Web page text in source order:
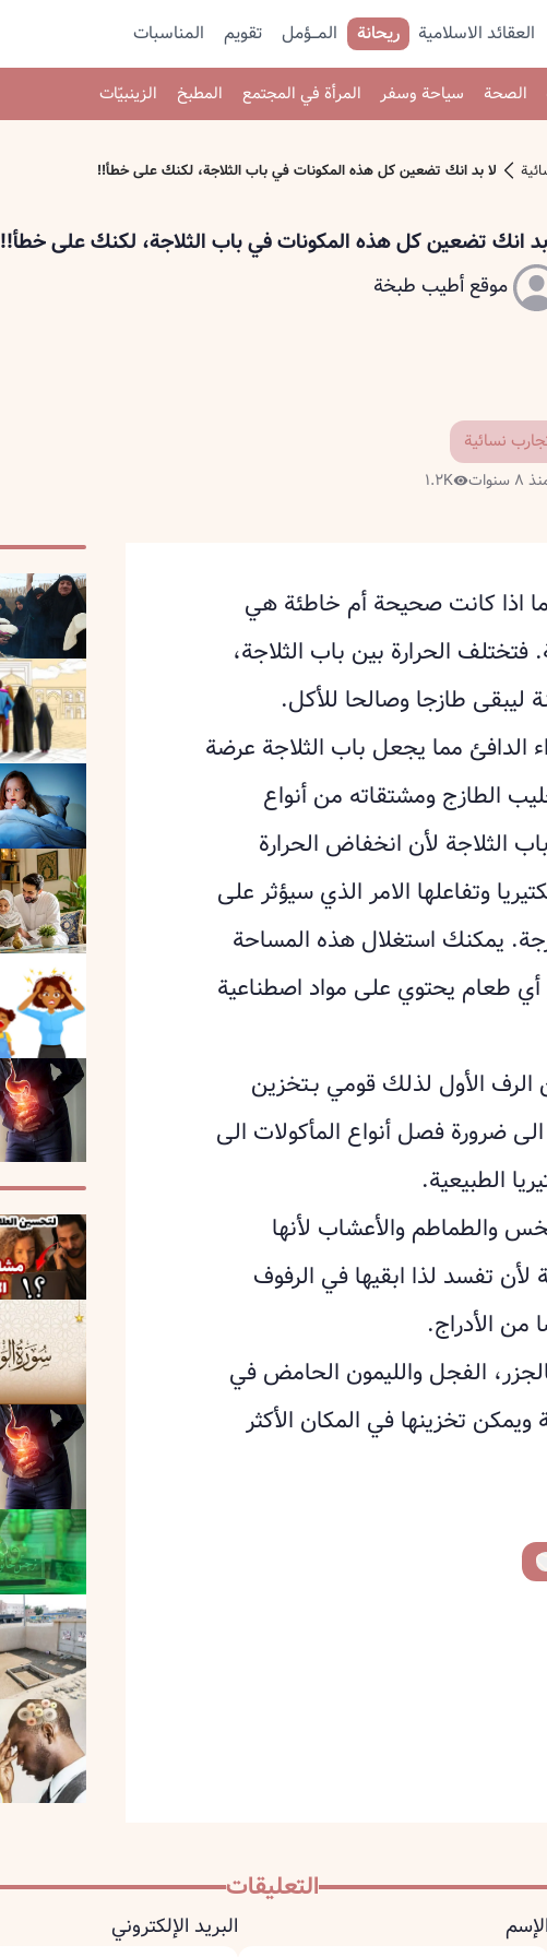
العقائد الاسلامية ريحانة المـــؤمل تقویم المناسبات
الصحة سياحة وسفر المرأة في المجتمع المطبخ الزينبيّات
لا بد انك تضعين كل هذه المكونات في باب الثلاجة، لكنك على خطأ!!
بد انك تضعين كل هذه المكونات في باب الثلاجة، لكنك على خطأ!!
موقع أطيب طبخة
نسائية
٨ سنوات ١.٢K
اذا كانت صحيحة أم خاطئة هي
الحرارة بين باب الثلاجة،
ليبقى طازجا وصالحا للأكل.
الدافئ مما يجعل باب الثلاجة عرضة
الطازج ومشتقاته من أنواع
الثلاجة لأن انخفاض الحرارة
وتفاعلها الامر الذي سيؤثر على
يمكنك استغلال هذه المساحة
أي طعام يحتوي على مواد اصطناعية
الرف الأول لذلك قومي بـتخزين
الى ضرورة فصل أنواع المأكولات الى
الطبيعية.
والطماطم والأعشاب لأنها
تفسد لذا ابقيها في الرفوف
من الأدراج.
الفجل والليمون الحامض في
ويمكن تخزينها في المكان الأكثر
التعليقات
الإسم البريد الإلكتروني